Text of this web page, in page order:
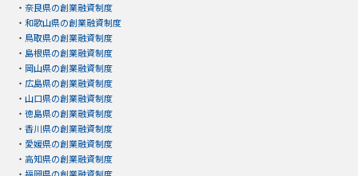
・ 奈良県の創業融資制度
・ 和歌山県の創業融資制度
・ 鳥取県の創業融資制度
・ 島根県の創業融資制度
・ 岡山県の創業融資制度
・ 広島県の創業融資制度
・ 山口県の創業融資制度
・ 徳島県の創業融資制度
・ 香川県の創業融資制度
・ 愛媛県の創業融資制度
・ 高知県の創業融資制度